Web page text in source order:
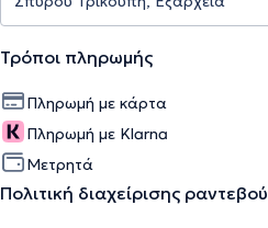
Τρόποι πληρωμής
Πληρωμή με κάρτα
Πληρωμή με Klarna
Μετρητά
Πολιτική διαχείρισης ραντεβού